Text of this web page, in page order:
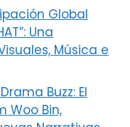
Global
Una
Música e
Buzz: El
Woo Bin,